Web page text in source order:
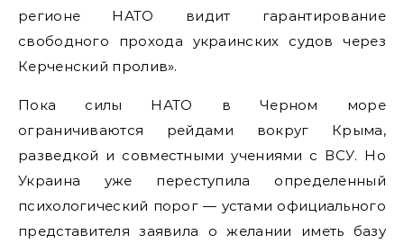
регионе НАТО видит гарантирование
свободного прохода украинских судов через
Керченский пролив».
Пока силы НАТО в Черном море
ограничиваются рейдами вокруг Крыма,
разведкой и совместными учениями с ВСУ. Но
Украина уже переступила определенный
психологический порог — устами официального
представителя заявила о желании иметь базу